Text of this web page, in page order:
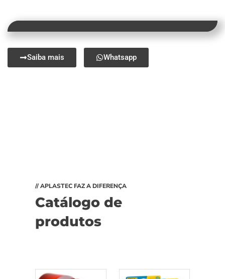
Saiba mais Whatsapp
// APLASTEC FAZ A DIFERENÇA
Catálogo de
produtos